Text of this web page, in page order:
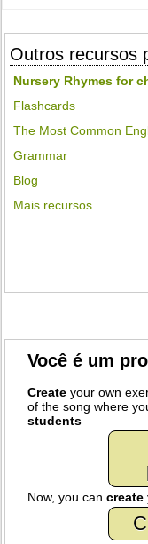
Outros recursos
Nursery Rhymes for
Flashcards
The Most Common
Grammar
Blog
Mais recursos...
Você é um
Create your own
of the song where
students
Now, you cancreate